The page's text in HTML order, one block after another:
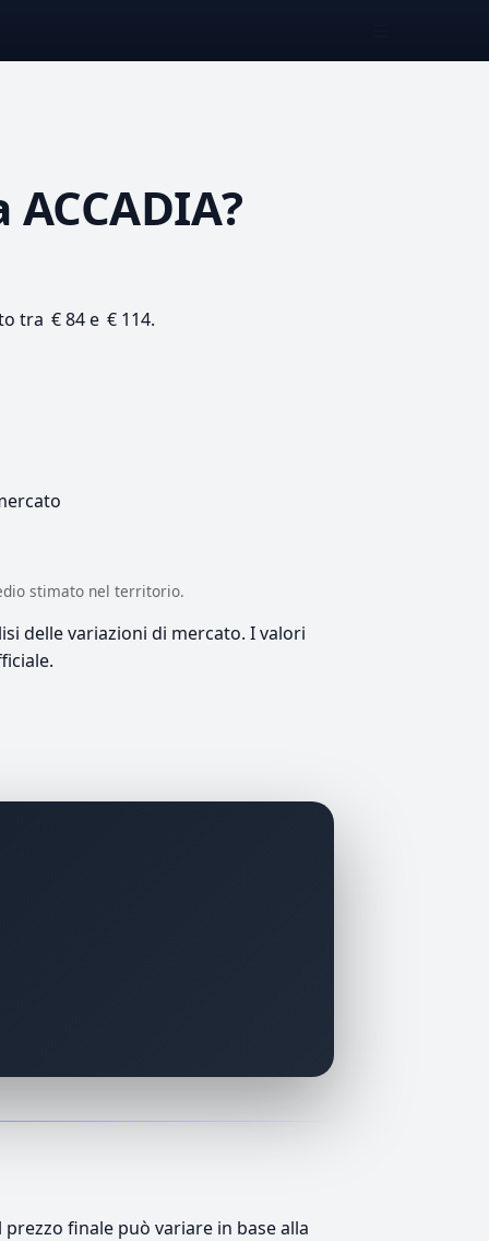
ACCADIA?
tra € 84 e € 114.
stimato nel territorio.
delle variazioni di mercato. I valori
finale può variare in base alla